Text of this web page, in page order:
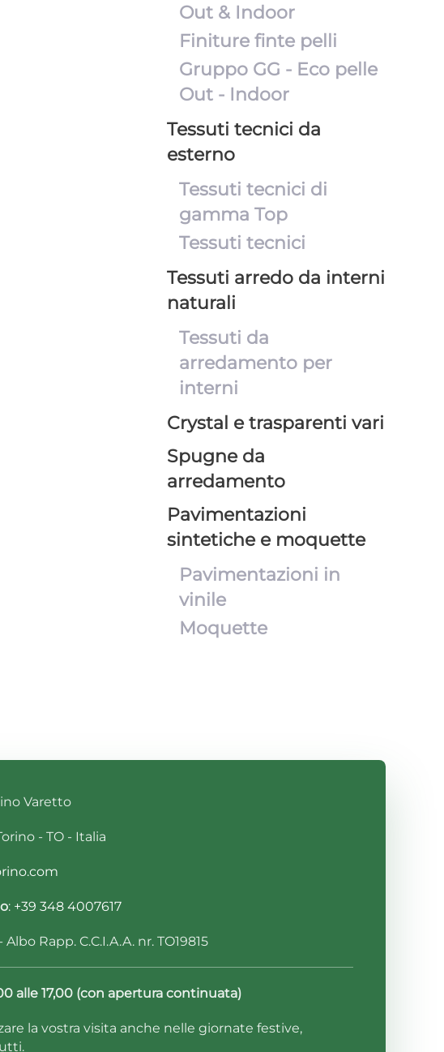
Out & Indoor
Finiture finte pelli
Gruppo GG - Eco pelle
Out - Indoor
Tessuti tecnici da
esterno
Tessuti tecnici di
gamma Top
Tessuti tecnici
Tessuti arredo da interni
naturali
Tessuti da
arredamento per
interni
Crystal e trasparenti vari
Spugne da
arredamento
Pavimentazioni
sintetiche e moquette
Pavimentazioni in
vinile
Moquette
Varetto
- TO - Italia
: +39 348 4007617
Rapp. C.C.I.A.A. nr. TO19815
alle 17,00 (con apertura continuata)
la vostra visita anche nelle giornate festive,